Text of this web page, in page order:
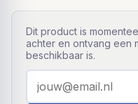
Dit product is
achter en ontvang een
beschikbaar is.